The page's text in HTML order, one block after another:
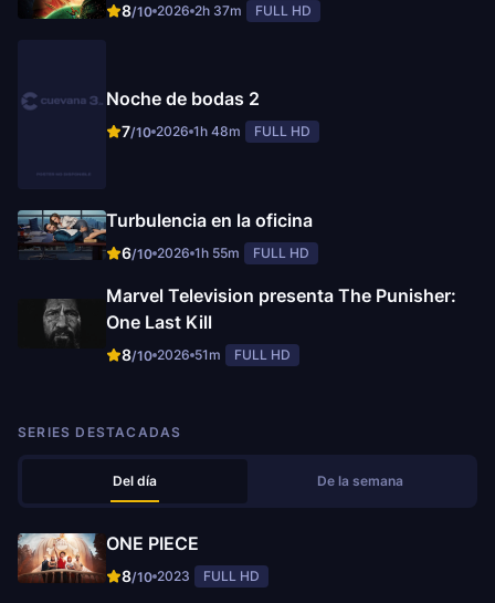
8/10 2026 2h 37m FULL HD
Noche de bodas 2
7/10 2026 1h 48m FULL HD
Turbulencia en la oficina
6/10 2026 1h 55m FULL HD
Marvel Television presenta The Punisher:
One Last Kill
8/10 2026 51m FULL HD
SERIES DESTACADAS
Del día De la semana
ONE PIECE
8/10 2023 FULL HD